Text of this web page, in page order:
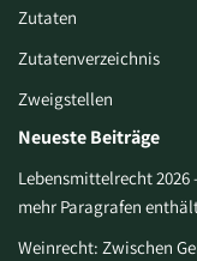
Zutaten
Zutatenverzeichnis
Zweigstellen
Neueste Beiträge
Lebensmittelrecht 2026
mehr Paragrafen
Weinrecht: Zwischen